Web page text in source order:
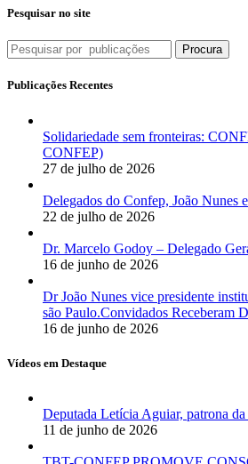
Pesquisar no site
Procura
Publicações Recentes
Solidariedade sem fronteiras:
CONFEP)
27 de julho de 2026
Delegados do Confep, João Nunes
22 de julho de 2026
Dr. Marcelo Godoy – Delegado
16 de junho de 2026
Dr João Nunes vice presidente
são Paulo.Convidados Receberam
16 de junho de 2026
Vídeos em Destaque
Deputada Letícia Aguiar, patrona
11 de junho de 2026